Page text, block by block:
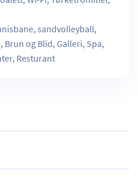
sandvolleyball,
og Blid, Galleri, Spa,
Resturant